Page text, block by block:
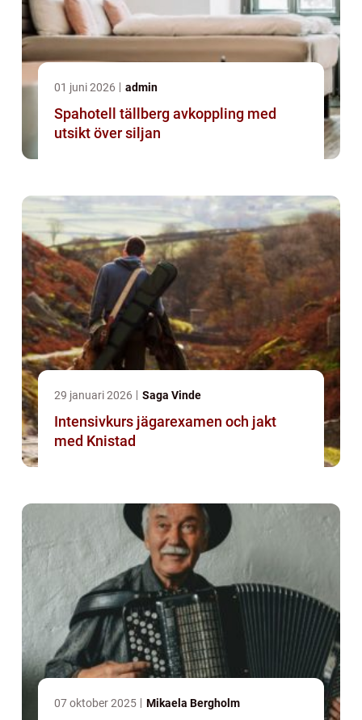
01 juni 2026 admin
Spahotell tällberg avkoppling med
utsikt över siljan
29 januari 2026 Saga Vinde
Intensivkurs jägarexamen och jakt
med Knistad
07 oktober 2025 Mikaela Bergholm